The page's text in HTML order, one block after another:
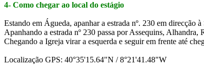
4- Como chegar ao local do estágio
Estando em Águeda, apanhar a estrada nº. 230 em direcção
Apanhando a estrada nº 230 passa por Assequins,
Chegando a Igreja virar a esquerda e seguir em frente até
Localização GPS: 40°35'15.64"N / 8°21'41.48"W